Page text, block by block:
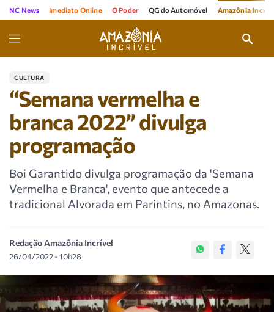
NC News Imediato Online O Poder QG do Automóvel Amazônia
CULTURA
“Semana vermelha e
branca 2022” divulga
programação
Boi Garantido divulga programação da 'Semana
Vermelha e Branca', evento que antecede a
tradicional Alvorada em Parintins, no Amazonas.
Redação Amazônia Incrível
26/04/2022 - 10h28